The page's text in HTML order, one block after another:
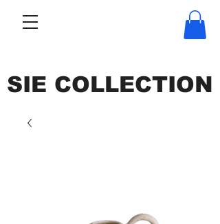
SIE COLLECTION